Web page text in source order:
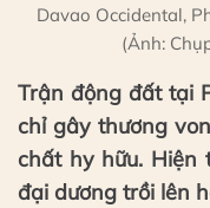
Davao Occidental,
(Ảnh:
Trận động đất tại
chỉ gây thương
chất hy hữu. Hiện
đại dương trồi lên